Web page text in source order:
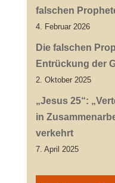
falschen
4. Februar 2026
Die falschen
Entrückung der
2. Oktober 2025
„Jesus 25“:
in
verkehrt
7. April 2025